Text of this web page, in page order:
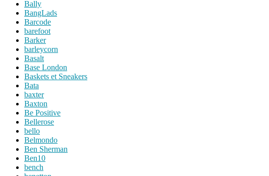
Bally
BangLads
Barcode
barefoot
Barker
barleycorn
Basalt
Base London
Baskets et Sneakers
Bata
baxter
Baxton
Be Positive
Bellerose
bello
Belmondo
Ben Sherman
Ben10
bench